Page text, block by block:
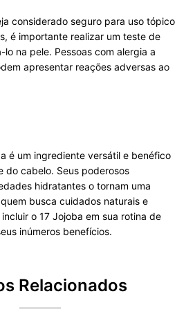
considerado seguro para uso tópico
é importante realizar um teste de
na pele. Pessoas com alergia a
apresentar reações adversas ao
é um ingrediente versátil e benéfico
do cabelo. Seus poderosos
hidratantes o tornam uma
busca cuidados naturais e
o 17 Jojoba em sua rotina de
inúmeros benefícios.
Relacionados